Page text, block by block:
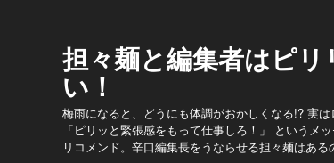
担々麺と編集者はピ
い！
梅雨になると、どうにも体調がおかしくなる!? 実は
「ピリッと緊張感をもって仕事しろ！」 というメ
リコメンド。辛口編集長をうならせる担々麺はある